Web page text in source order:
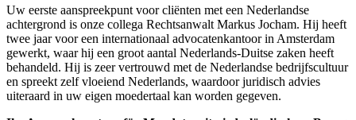
Uw eerste aanspreekpunt voor cliënten met een Nederlandse
achtergrond is onze collega Rechtsanwalt Markus Jocham. Hij heeft
twee jaar voor een internationaal advocatenkantoor in Amsterdam
gewerkt, waar hij een groot aantal Nederlands-Duitse zaken heeft
behandeld. Hij is zeer vertrouwd met de Nederlandse bedrijfscultuur
en spreekt zelf vloeiend Nederlands, waardoor juridisch advies
uiteraard in uw eigen moedertaal kan worden gegeven.